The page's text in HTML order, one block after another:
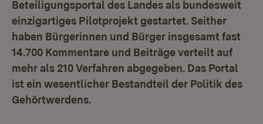
Beteiligungsportal des Landes als bundesweit
einzigartiges Pilotprojekt gestartet. Seither
haben Bürgerinnen und Bürger insgesamt fast
14.700 Kommentare und Beiträge verteilt auf
mehr als 210 Verfahren abgegeben. Das Portal
ist ein wesentlicher Bestandteil der Politik des
Gehörtwerdens.